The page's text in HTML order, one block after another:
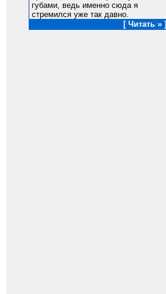
губами, ведь именно сюда я
стремился уже так давно.
[ Читать » ]